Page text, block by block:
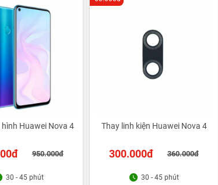
Huawei Nova 4
950.000đ
30 - 45 phút
Thay linh kiện Huawei Nova 4
300.000đ 360.000đ
30 - 45 phút